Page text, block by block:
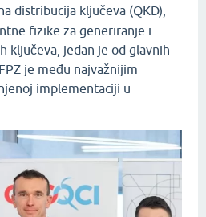
distribucija ključeva (QKD),
fizike za generiranje i
ključeva, jedan je od glavnih
je među najvažnijim
implementaciji u